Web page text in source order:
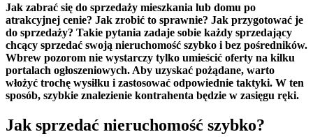
Jak zabrać się do sprzedaży mieszkania lub domu po
atrakcyjnej cenie? Jak zrobić to sprawnie? Jak przygotować je
do sprzedaży? Takie pytania zadaje sobie każdy sprzedający
chcący sprzedać swoją nieruchomość szybko i bez pośredników.
Wbrew pozorom nie wystarczy tylko umieścić oferty na kilku
portalach ogłoszeniowych. Aby uzyskać pożądane, warto
włożyć trochę wysiłku i zastosować odpowiednie taktyki. W ten
sposób, szybkie znalezienie kontrahenta będzie w zasięgu ręki.
Jak sprzedać nieruchomość szybko?